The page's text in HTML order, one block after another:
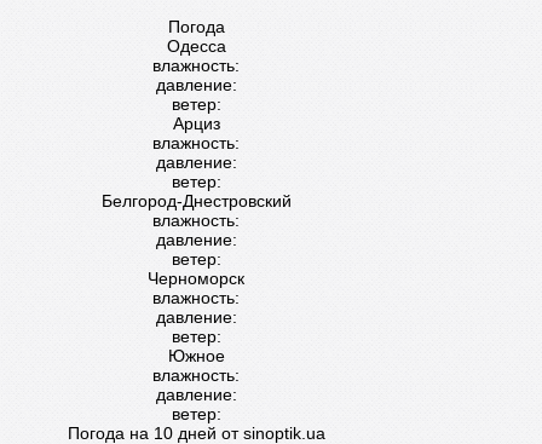
Погода
Одесса
влажность:
давление:
ветер:
Арциз
влажность:
давление:
ветер:
Белгород-Днестровский
влажность:
давление:
ветер:
Черноморск
влажность:
давление:
ветер:
Южное
влажность:
давление:
ветер:
Погода на 10 дней отsinoptik.ua